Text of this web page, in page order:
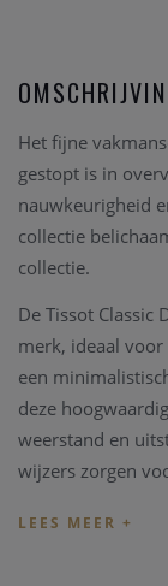
Het fijne
gestopt is in
nauwkeurigheid
collectie
collectie.
De Tissot Classic
merk, ideaal
een
deze
weerstand en
wijzers zorgen
metalen